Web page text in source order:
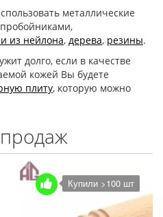
металлические
из нейлона, дерева, резины.
долго, если в качестве
кожей Вы будете
плиту, которую можно
Купили >100 шт